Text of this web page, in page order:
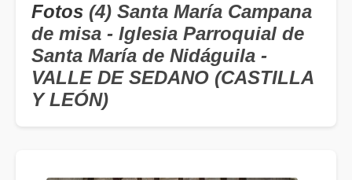
Fotos (4) Santa María Campana
de misa - Iglesia Parroquial de
Santa María de Nidáguila -
VALLE DE SEDANO (CASTILLA
Y LEÓN)